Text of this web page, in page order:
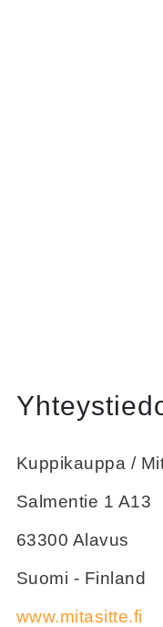
Kuppikauppa /
Salmentie 1 A13
63300 Alavus
Suomi - Finland
www.mitasitte.fi